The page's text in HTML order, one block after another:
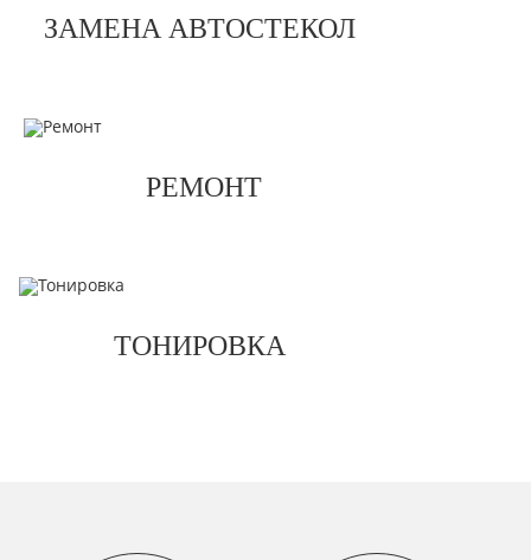
ЗАМЕНА АВТОСТЕКОЛ
РЕМОНТ
ТОНИРОВКА